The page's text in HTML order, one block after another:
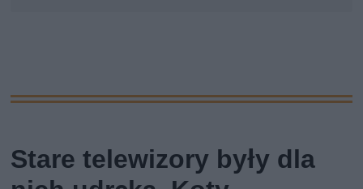
Stare telewizory były dla